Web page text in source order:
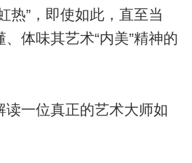
热”，即使如此，直至当
体味其艺术“内美”精神的
一位真正的艺术大师如